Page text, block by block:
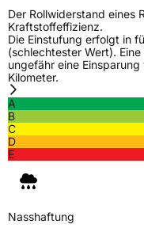
ModellnameArgos UHP
FahrzeugartPKW & SUV
Weitere Eigenschaften
SchlauchtypTL
ZustandNeureifen
Verstärkt
Der Rollwiderstand eines
Kraftstoffeffizienz.
Die Einstufung erfolgt in
(schlechtester Wert).
ungefähr eine
Kilometer.
A
B
C
D
E
Nasshaftung